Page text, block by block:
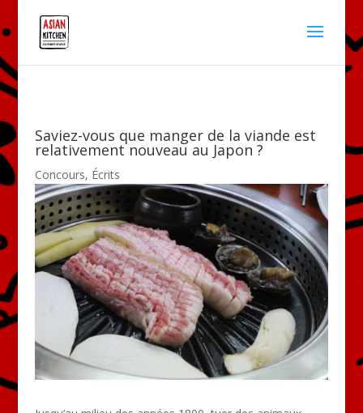
Saviez-vous que manger de la viande est
relativement nouveau au Japon ?
Concours, Écrits